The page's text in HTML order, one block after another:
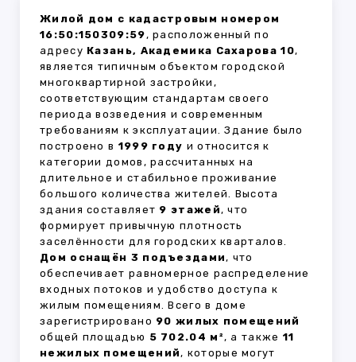
Жилой дом с кадастровым номером
16:50:150309:59, расположенный по
адресу Казань, Академика Сахарова 10,
является типичным объектом городской
многоквартирной застройки,
соответствующим стандартам своего
периода возведения и современным
требованиям к эксплуатации. Здание было
построено в 1999 году и относится к
категории домов, рассчитанных на
длительное и стабильное проживание
большого количества жителей. Высота
здания составляет 9 этажей, что
формирует привычную плотность
заселённости для городских кварталов.
Дом оснащён 3 подъездами, что
обеспечивает равномерное распределение
входных потоков и удобство доступа к
жилым помещениям. Всего в доме
зарегистрировано 90 жилых помещений
общей площадью 5 702.04 м², а также 11
нежилых помещений, которые могут